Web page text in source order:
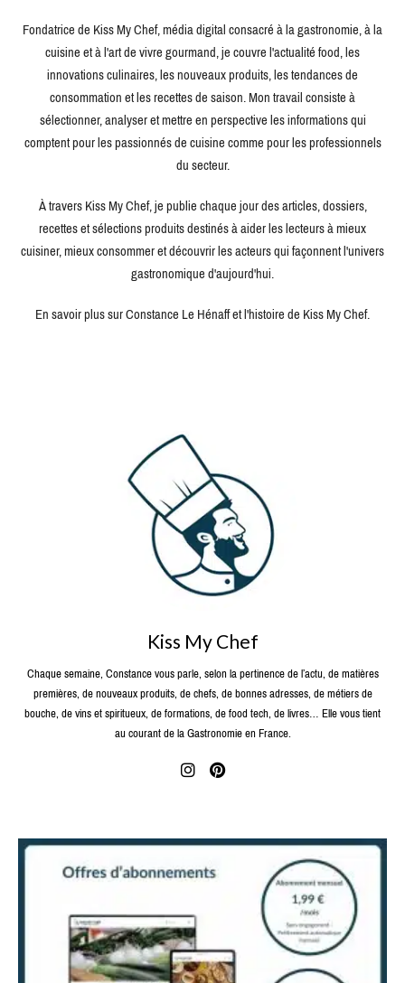
Fondatrice de Kiss My Chef, média digital consacré à la gastronomie, à la
cuisine et à l'art de vivre gourmand, je couvre l'actualité food, les
innovations culinaires, les nouveaux produits, les tendances de
consommation et les recettes de saison. Mon travail consiste à
sélectionner, analyser et mettre en perspective les informations qui
comptent pour les passionnés de cuisine comme pour les professionnels
du secteur.
À travers Kiss My Chef, je publie chaque jour des articles, dossiers,
recettes et sélections produits destinés à aider les lecteurs à mieux
cuisiner, mieux consommer et découvrir les acteurs qui façonnent l'univers
gastronomique d'aujourd'hui.
En savoir plus sur Constance Le Hénaff et l'histoire de Kiss My Chef.
Kiss My Chef
Chaque semaine, Constance vous parle, selon la pertinence de l’actu, de matières
premières, de nouveaux produits, de chefs, de bonnes adresses, de métiers de
bouche, de vins et spiritueux, de formations, de food tech, de livres… Elle vous tient
au courant de la Gastronomie en France.